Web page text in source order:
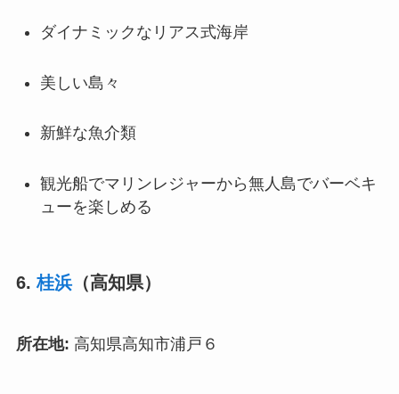
ダイナミックなリアス式海岸
美しい島々
新鮮な魚介類
観光船でマリンレジャーから無人島でバーベキ
ューを楽しめる
6.桂浜（高知県）
所在地: 高知県高知市浦戸６